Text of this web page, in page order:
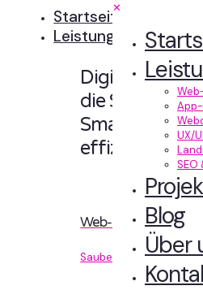
✕
UX/
SEO
Blog
Über
Startseite
Leistungen
Digitale
die Sinn
Smart designt
effizient
Web-Entwicklung
Sauberer Code, der